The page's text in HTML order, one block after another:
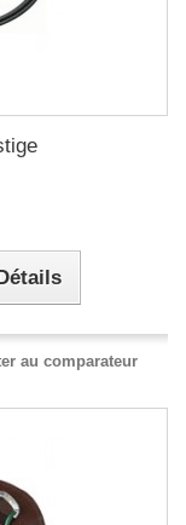
au comparateur